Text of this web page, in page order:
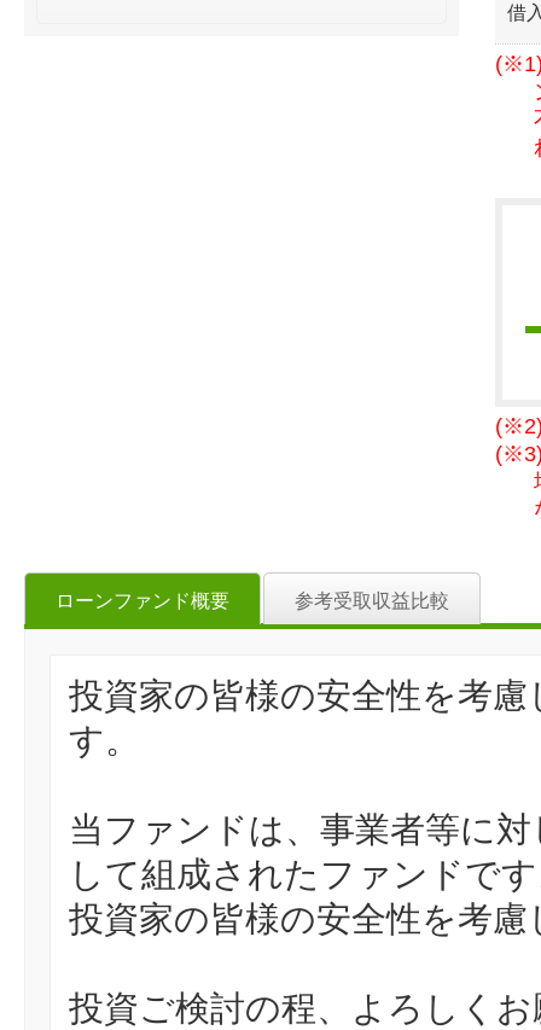
借
(※1)
(※2)
(※3)
ローンファンド概要 参考受取収益比較
投資家の皆様の安全性を考
す。
当ファンドは、事業者等に
して組成されたファンドで
投資家の皆様の安全性を考
投資ご検討の程、よろしく